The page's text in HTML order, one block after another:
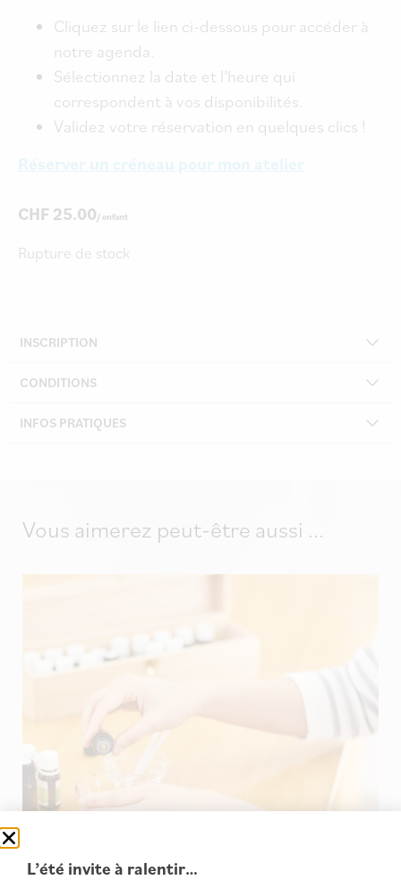
Cliquez sur le lien ci-dessous pour accéder à
notre agenda.
Sélectionnez la date et l’heure qui
correspondent à vos disponibilités.
Validez votre réservation en quelques clics !
CHF 25.00
Rupture de stock
INSCRIPTION
CONDITIONS
INFOS PRATIQUES
Vous aimerez peut-être aussi ...
L’été invite à ralentir…